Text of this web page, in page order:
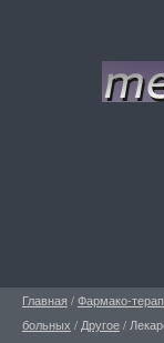
Главная /Фармако-
больных / Другое/